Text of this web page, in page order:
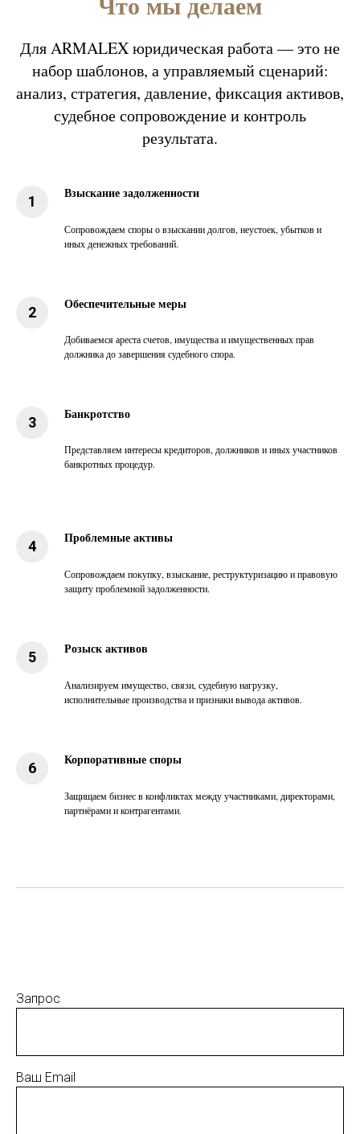
Для ARMALEX юридическая работа — это не
набор шаблонов, а управляемый сценарий:
анализ, стратегия, давление, фиксация активов,
судебное сопровождение и контроль
результата.
Взыскание задолженности
Сопровождаем споры о взыскании долгов, неустоек, убытков и
иных денежных требований.
Обеспечительные меры
Добиваемся ареста счетов, имущества и имущественных прав
должника до завершения судебного спора.
Банкротство
Представляем интересы кредиторов, должников и иных участников
банкротных процедур.
Проблемные активы
Сопровождаем покупку, взыскание, реструктуризацию и правовую
защиту проблемной задолженности.
Розыск активов
Анализируем имущество, связи, судебную нагрузку,
исполнительные производства и признаки вывода активов.
Корпоративные споры
Защищаем бизнес в конфликтах между участниками, директорами,
партнёрами и контрагентами.
Запрос
Ваш Email